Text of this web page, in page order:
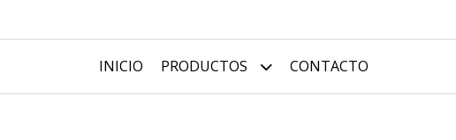
INICIO PRODUCTOS CONTACTO